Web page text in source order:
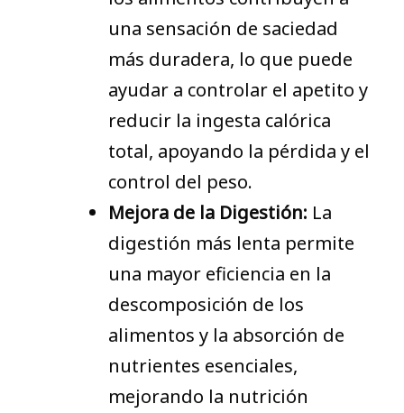
una sensación de saciedad
más duradera, lo que puede
ayudar a controlar el apetito y
reducir la ingesta calórica
total, apoyando la pérdida y el
control del peso.
Mejora de la Digestión: La
digestión más lenta permite
una mayor eficiencia en la
descomposición de los
alimentos y la absorción de
nutrientes esenciales,
mejorando la nutrición